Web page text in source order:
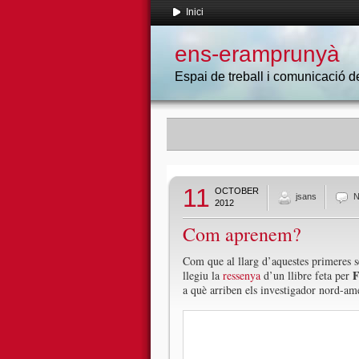
Inici
ens-eramprunyà
Espai de treball i comunicació
11 OCTOBER
2012
jsans
Com aprenem?
Com que al llarg d’aquestes primeres
llegiu la ressenya d’un llibre feta per
a què arriben els investigador nord-